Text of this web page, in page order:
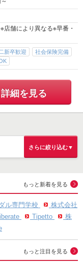
舗により異なる※早番・
新卒歓迎
社会保険完備
詳細を見る
さらに絞り込む▼
もっと新着を見る
ル専門学校
株式会社
liberate Tipetto
株
もっと注目を見る